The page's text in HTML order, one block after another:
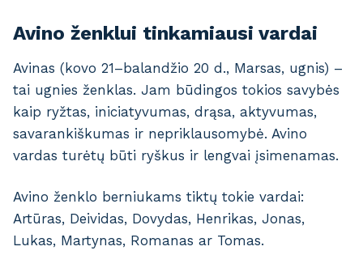
Avino ženklui tinkamiausi vardai
Avinas (kovo 21–balandžio 20 d., Marsas, ugnis) –
tai ugnies ženklas. Jam būdingos tokios savybės
kaip ryžtas, iniciatyvumas, drąsa, aktyvumas,
savarankiškumas ir nepriklausomybė. Avino
vardas turėtų būti ryškus ir lengvai įsimenamas.
Avino ženklo berniukams tiktų tokie vardai:
Artūras, Deividas, Dovydas, Henrikas, Jonas,
Lukas, Martynas, Romanas ar Tomas.